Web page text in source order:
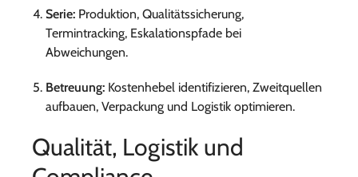
Serie: Produktion, Qualitätssicherung,
Termintracking, Eskalationspfade bei
Abweichungen.
Betreuung: Kostenhebel identifizieren, Zweitquellen
aufbauen, Verpackung und Logistik optimieren.
Qualität, Logistik und